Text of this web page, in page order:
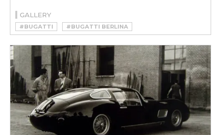
GALLERY
#BUGATTI
#BUGATTI BERLINA
#BUGATTI EB112
#EB112